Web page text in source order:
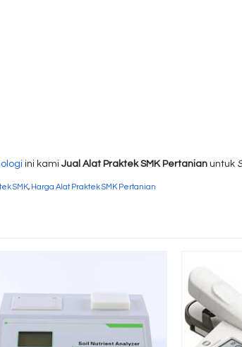
ini kamiJual Alat Praktek SMK Pertanian untuk
SMK, Harga Alat Praktek SMK Pertanian